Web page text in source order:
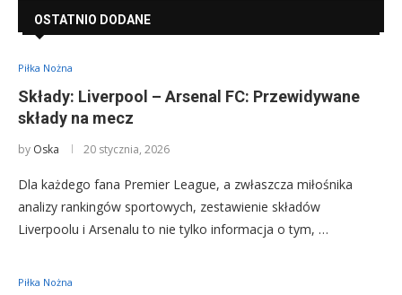
OSTATNIO DODANE
Piłka Nożna
Składy: Liverpool – Arsenal FC: Przewidywane
składy na mecz
by Oska 20 stycznia, 2026
Dla każdego fana Premier League, a zwłaszcza miłośnika
analizy rankingów sportowych, zestawienie składów
Liverpoolu i Arsenalu to nie tylko informacja o tym, …
Piłka Nożna